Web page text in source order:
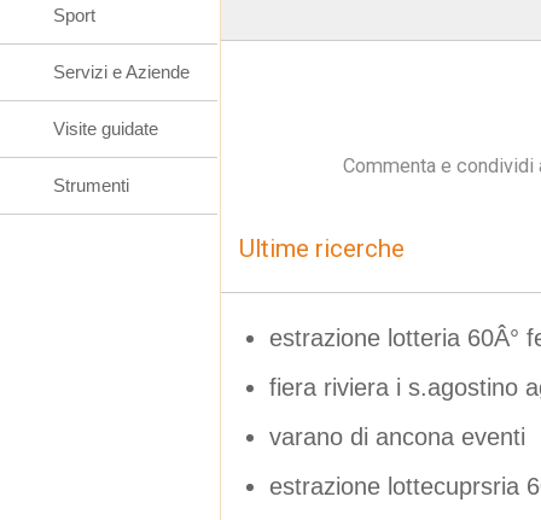
Commenta e
Ultime ricerche
estrazione lotteria 60Â°
fiera riviera i s.agostino
varano di ancona eventi
estrazione lottecuprsria
Sport
Servizi e Aziende
Visite guidate
Strumenti